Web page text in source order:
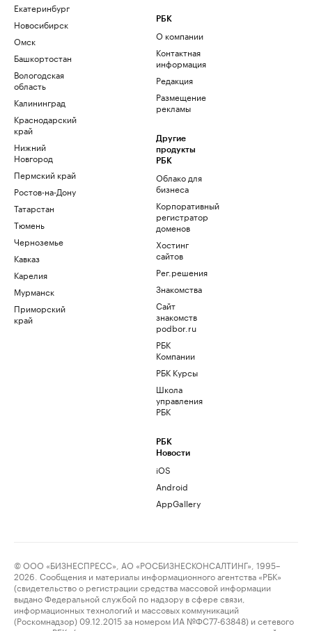
Екатеринбург
Новосибирск
Омск
Башкортостан
Вологодская
область
Калининград
Краснодарский
край
Нижний
Новгород
Пермский край
Ростов-на-Дону
Татарстан
Тюмень
Черноземье
Кавказ
Карелия
Мурманск
Приморский
край
РБК
О компании
Контактная
информация
Редакция
Размещение
рекламы
Другие
продукты
РБК
Облако для
бизнеса
Корпоративный
регистратор
доменов
Хостинг
сайтов
Рег.решения
Знакомства
Сайт
знакомств
podbor.ru
РБК
Компании
РБК Курсы
Школа
управления
РБК
РБК
Новости
iOS
Android
AppGallery
© ООО «БИЗНЕСПРЕСС», АО «РОСБИЗНЕСКОНСАЛТИНГ», 1995–
2026. Сообщения и материалы информационного агентства «РБК»
(свидетельство о регистрации средства массовой информации
выдано Федеральной службой по надзору в сфере связи,
информационных технологий и массовых коммуникаций
(Роскомнадзор) 09.12.2015 за номером ИА №ФС77-63848) и сетевого